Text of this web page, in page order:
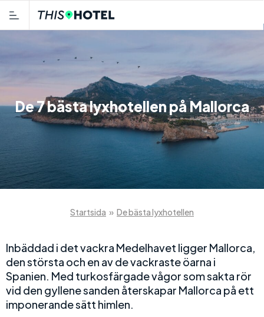
De 7 bästa lyxhotellen på Mallorca
Startsida » De bästa lyxhotellen
Inbäddad i det vackra Medelhavet ligger Mallorca,
den största och en av de vackraste öarna i
Spanien. Med turkosfärgade vågor som sakta rör
vid den gyllene sanden återskapar Mallorca på ett
imponerande sätt himlen.